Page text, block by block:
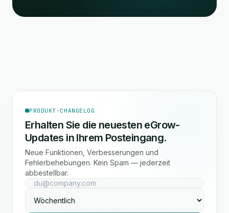
PRODUKT-CHANGELOG
Erhalten Sie die neuesten eGrow-
Updates in Ihrem Posteingang.
Neue Funktionen, Verbesserungen und
Fehlerbehebungen. Kein Spam — jederzeit
abbestellbar.